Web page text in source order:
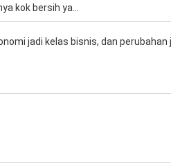
kok bersih ya...
jadi kelas bisnis, dan